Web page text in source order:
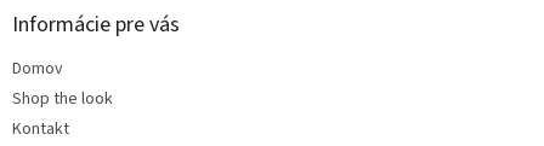
Informácie pre vás
Domov
Shop the look
Kontakt